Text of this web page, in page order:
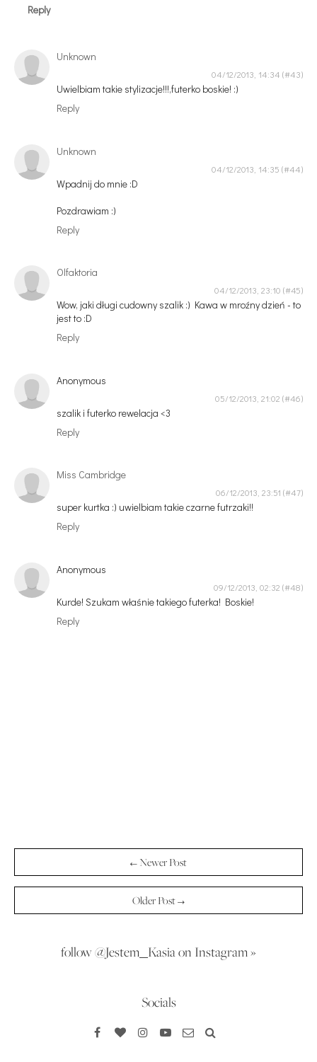
Reply
Unknown
04/12/2013, 14:34
Uwielbiam takie stylizacje!!!,futerko boskie! :)
Reply
Unknown
04/12/2013, 14:35
Wpadnij do mnie :D
Pozdrawiam :)
Reply
Olfaktoria
04/12/2013, 23:10
Wow, jaki długi cudowny szalik :) Kawa w mroźny dzień - to
jest to :D
Reply
Anonymous
05/12/2013, 21:02
szalik i futerko rewelacja <3
Reply
Miss Cambridge
06/12/2013, 23:51
super kurtka :) uwielbiam takie czarne futrzaki!!
Reply
Anonymous
09/12/2013, 02:32
Kurde! Szukam właśnie takiego futerka! Boskie!
Reply
← Newer Post
Older Post →
follow @Jestem_Kasia on Instagram »
Socials